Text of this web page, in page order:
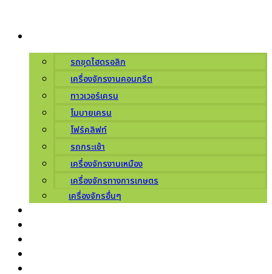
content
รถขุดไฮดรอลิก
เครื่องจักรงานคอนกรีต
ทาวเวอร์เครน
โมบายเครน
โฟร์คลิฟท์
รถกระเช้า
เครื่องจักรงานเหมือง
เครื่องจักรทางการเกษตร
เครื่องจักรอื่นๆ